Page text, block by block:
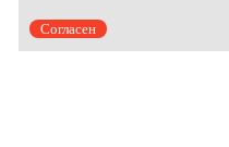
Согласен